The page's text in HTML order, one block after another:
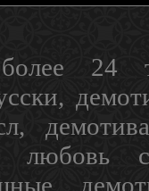
24
любовь